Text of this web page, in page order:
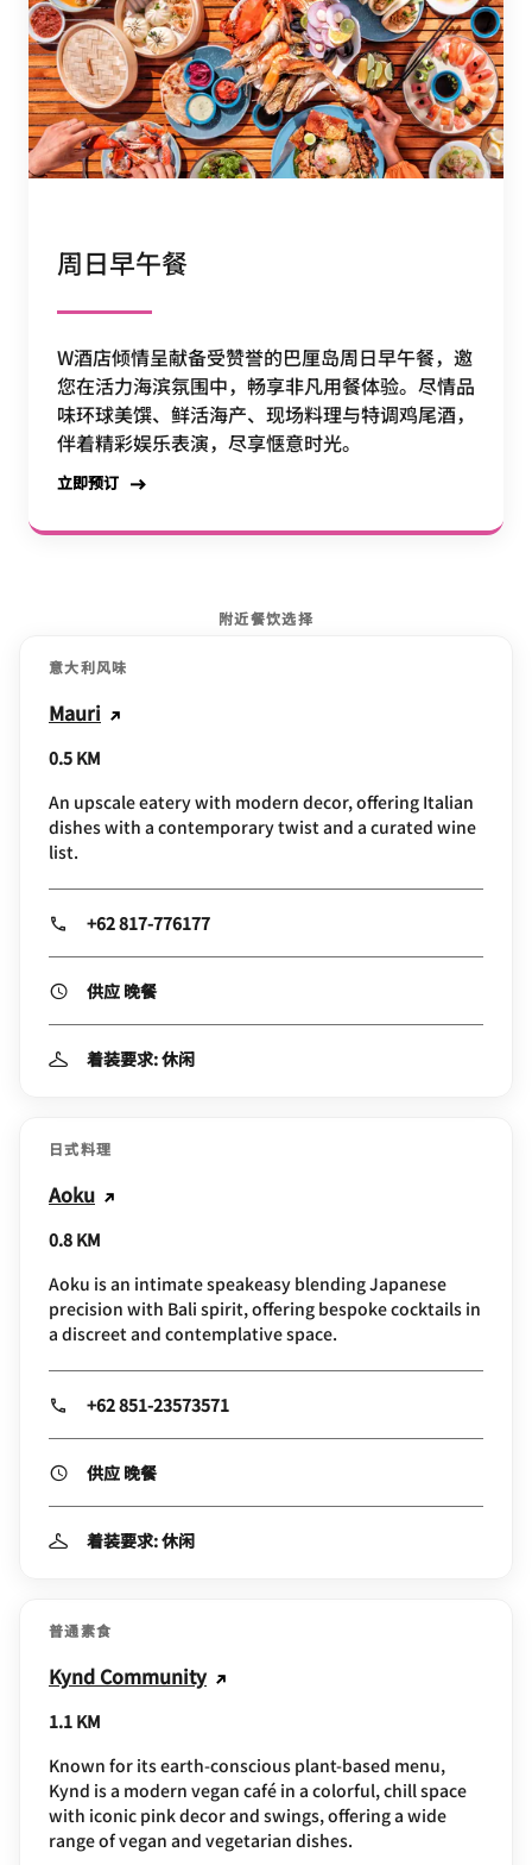
周日早午餐
W酒店倾情呈献备受赞誉的巴厘岛周日早午餐，邀
您在活力海滨氛围中，畅享非凡用餐体验。尽情品
味环球美馔、鲜活海产、现场料理与特调鸡尾酒，
伴着精彩娱乐表演，尽享惬意时光。
立即预订
附近餐饮选择
意大利风味
Mauri
0.5 KM
An upscale eatery with modern decor, offering Italian
dishes with a contemporary twist and a curated wine
list.
+62 817-776177
供应 晚餐
着装要求: 休闲
日式料理
Aoku
0.8 KM
Aoku is an intimate speakeasy blending Japanese
precision with Bali spirit, offering bespoke cocktails in
a discreet and contemplative space.
+62 851-23573571
供应 晚餐
着装要求: 休闲
普通素食
Kynd Community
1.1 KM
Known for its earth-conscious plant-based menu,
Kynd is a modern vegan café in a colorful, chill space
with iconic pink decor and swings, offering a wide
range of vegan and vegetarian dishes.